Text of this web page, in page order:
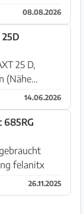
08.08.2026
25 D,
(Nähe
14.06.2026
src 685RG
felanitx
26.11.2025